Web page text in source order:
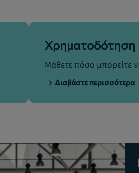
Χρηματοδότηση
Μάθετε πόσο μπορείτε
Διαβάστε περισσότερα